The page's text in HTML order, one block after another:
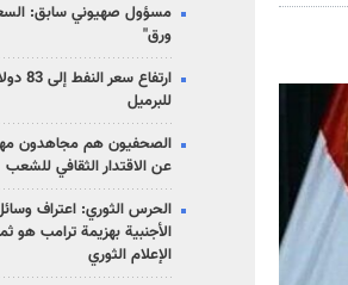
مسؤول صهيوني سابق:
ورق"
للبرميل
الصحفيون هم مجاهدون
عن الاقتدار الثقافي للشعب
الحرس الثوري: اعتراف
الأجنبية بهزيمة ترامب هو
الإعلام الثوري